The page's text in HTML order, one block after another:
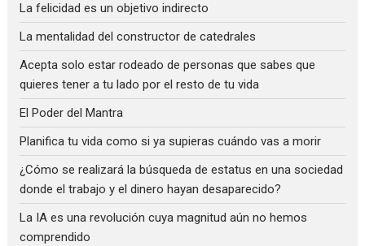
La felicidad es un objetivo indirecto
La mentalidad del constructor de catedrales
Acepta solo estar rodeado de personas que sabes que
quieres tener a tu lado por el resto de tu vida
El Poder del Mantra
Planifica tu vida como si ya supieras cuándo vas a morir
¿Cómo se realizará la búsqueda de estatus en una sociedad
donde el trabajo y el dinero hayan desaparecido?
La IA es una revolución cuya magnitud aún no hemos
comprendido